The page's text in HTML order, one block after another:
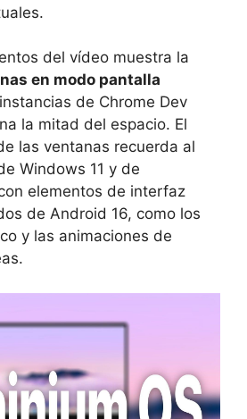
del vídeo muestra la
en modo pantalla
de Chrome Dev
la mitad del espacio. El
las ventanas recuerda al
Windows 11 y de
elementos de interfaz
de Android 16, como los
y las animaciones de